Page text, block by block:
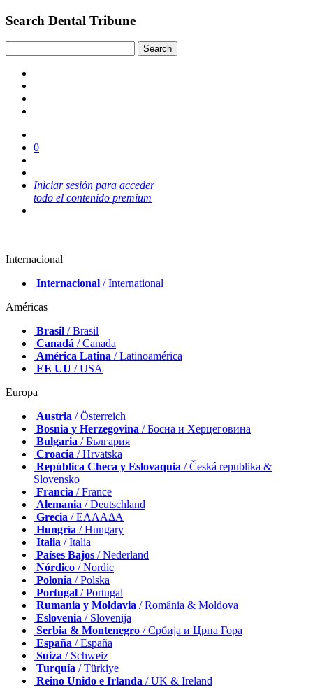
Search Dental Tribune
0
Iniciar sesión para acceder
todo el contenido premium
Internacional
Internacional / International
Américas
Brasil / Brasil
Canadá / Canada
América Latina / Latinoamérica
EE UU / USA
Europa
Austria / Österreich
Bosnia y Herzegovina / Босна и Херцеговина
Bulgaria / България
Croacia / Hrvatska
República Checa y Eslovaquia / Česká republika &
Slovensko
Francia / France
Alemania / Deutschland
Grecia / ΕΛΛΑΔΑ
Hungría / Hungary
Italia / Italia
Países Bajos / Nederland
Nórdico / Nordic
Polonia / Polska
Portugal / Portugal
Rumania y Moldavia / România & Moldova
Eslovenia / Slovenija
Serbia & Montenegro / Србија и Црна Гора
España / España
Suiza / Schweiz
Turquía / Türkiye
Reino Unido e Irlanda / UK & Ireland